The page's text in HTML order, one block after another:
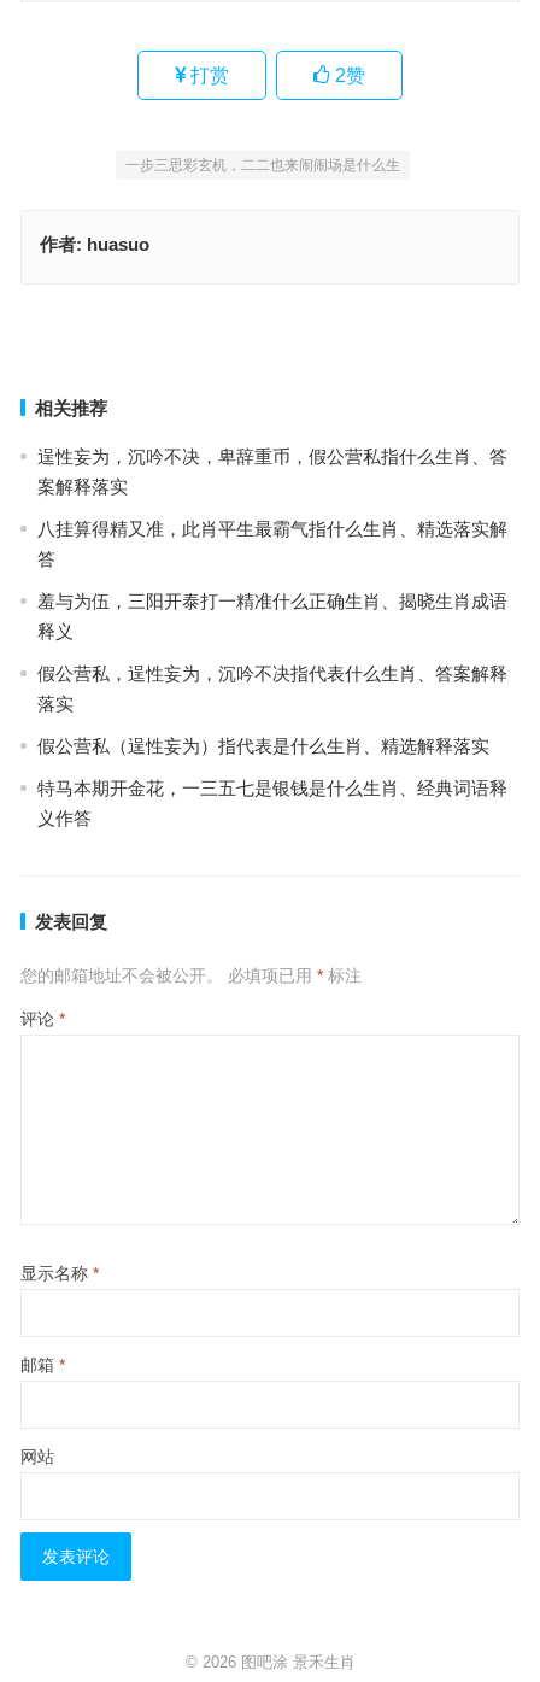
打赏 2赞
一步三思彩玄机，二二也来闹闹场是什么生
作者: huasuo
相关推荐
逞性妄为，沉吟不决，卑辞重币，假公营私指什么生肖、答
案解释落实
八挂算得精又准，此肖平生最霸气指什么生肖、精选落实解
答
羞与为伍，三阳开泰打一精准什么正确生肖、揭晓生肖成语
释义
假公营私，逞性妄为，沉吟不决指代表什么生肖、答案解释
落实
假公营私（逞性妄为）指代表是什么生肖、精选解释落实
特马本期开金花，一三五七是银钱是什么生肖、经典词语释
义作答
发表回复
您的邮箱地址不会被公开。 必填项已用 *标注
评论 *
显示名称 *
邮箱 *
网站
© 2026 图吧涂 景禾生肖